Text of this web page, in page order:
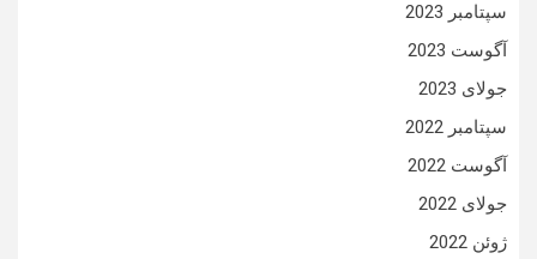
سپتامبر 2023
آگوست 2023
جولای 2023
سپتامبر 2022
آگوست 2022
جولای 2022
ژوئن 2022